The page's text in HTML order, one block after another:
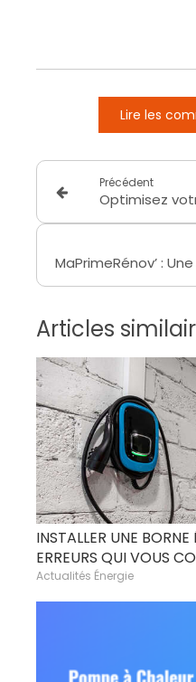
Lire les
Précédent
Articles
INSTALLER UNE BORNE
ERREURS QUI VOUS
Actualités Énergie